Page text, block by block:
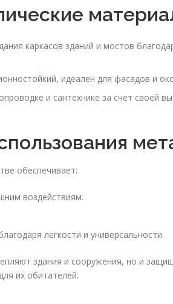
каркасов зданий и мостов
идеален для фасадов и
и сантехнике за счет своей
обеспечивает:
воздействиям.
легкости и универсальности.
здания и сооружения, но и
их обитателей.